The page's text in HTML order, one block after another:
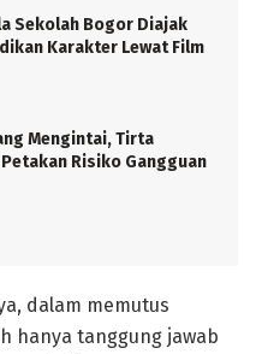
Sekolah Bogor Diajak
Karakter Lewat Film
Mengintai, Tirta
Risiko Gangguan
dalam memutus
hanya tanggung jawab